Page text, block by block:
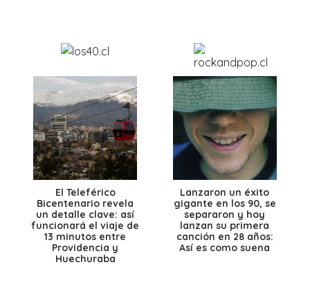
El Teleférico
Bicentenario revela
un detalle clave: así
funcionará el viaje de
13 minutos entre
Providencia y
Huechuraba
Lanzaron un éxito
gigante en los 90, se
separaron y hoy
lanzan su primera
canción en 28 años:
Así es como suena